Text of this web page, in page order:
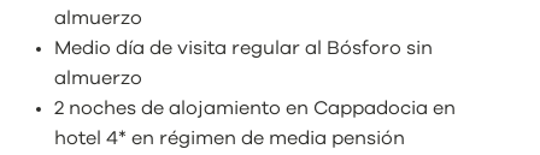
almuerzo
Medio día de visita regular al Bósforo sin
almuerzo
2 noches de alojamiento en Cappadocia en
hotel 4* en régimen de media pensión